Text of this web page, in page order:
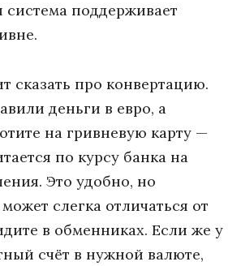
система поддерживает
сказать про конвертацию.
деньги в евро, а
на гривневую карту —
по курсу банка на
Это удобно, но
слегка отличаться от
в обменниках. Если же у
счёт в нужной валюте,